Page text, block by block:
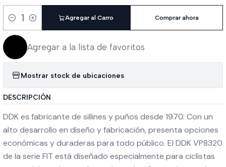
Cantidad
Agregar al Carro Comprar ahora
Agregar a la lista de favoritos
Mostrar stock de ubicaciones
DESCRIPCIÓN
DDK es fabricante de sillines y puños desde 1970. Con un
alto desarrollo en diseño y fabricación, presenta opciones
económicas y duraderas para todo público. El DDK VP8320
de la serie FIT está diseñado especialmente para ciclistas